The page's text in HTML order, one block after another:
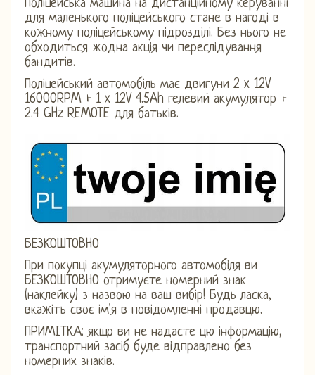
Поліцейська машина на дистанційному керуванні
для маленького поліцейського стане в нагоді в
кожному поліцейському підрозділі. Без нього не
обходиться жодна акція чи переслідування
бандитів.
Поліцейський автомобіль має двигуни 2 x 12V
16000RPM + 1 x 12V 4.5Ah гелевий акумулятор +
2.4 GHz REMOTE для батьків.
БЕЗКОШТОВНО
При покупці акумуляторного автомобіля ви
БЕЗКОШТОВНО отримуєте номерний знак
(наклейку) з назвою на ваш вибір! Будь ласка,
вкажіть своє ім'я в повідомленні продавцю.
ПРИМІТКА: якщо ви не надасте цю інформацію,
транспортний засіб буде відправлено без
номерних знаків.